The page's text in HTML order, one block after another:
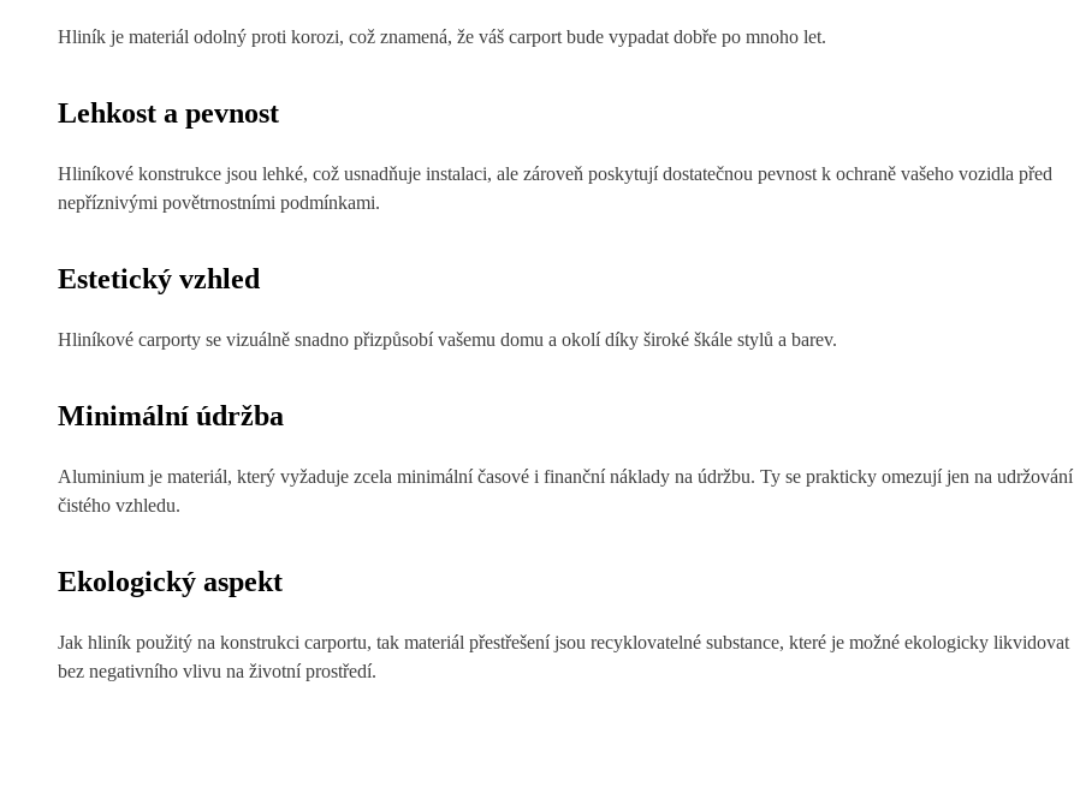
Hliník je materiál odolný proti korozi, což znamená, že váš carport bude vypadat dobře po mnoho let.
Lehkost a pevnost
Hliníkové konstrukce jsou lehké, což usnadňuje instalaci, ale zároveň poskytují dostatečnou pevnost k ochraně vašeho vozidla před
nepříznivými povětrnostními podmínkami.
Estetický vzhled
Hliníkové carporty se vizuálně snadno přizpůsobí vašemu domu a okolí díky široké škále stylů a barev.
Minimální údržba
Aluminium je materiál, který vyžaduje zcela minimální časové i finanční náklady na údržbu. Ty se prakticky omezují jen na udržování
čistého vzhledu.
Ekologický aspekt
Jak hliník použitý na konstrukci carportu, tak materiál přestřešení jsou recyklovatelné substance, které je možné ekologicky likvidovat
bez negativního vlivu na životní prostředí.